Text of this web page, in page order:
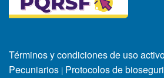
Términos y condiciones de uso
Pecuniarios | Protocolos de